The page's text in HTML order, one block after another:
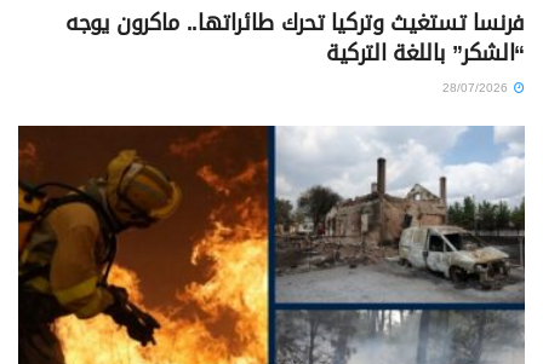
فرنسا تستغيث وتركيا تحرك طائراتها.. ماكرون يوجه
“الشكر” باللغة التركية